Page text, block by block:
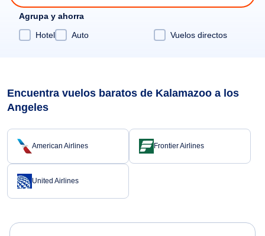
Agrupa y ahorra
Hotel
Auto Vuelos directos
Encuentra vuelos baratos de Kalamazoo a los
Angeles
American Airlines Frontier Airlines
United Airlines